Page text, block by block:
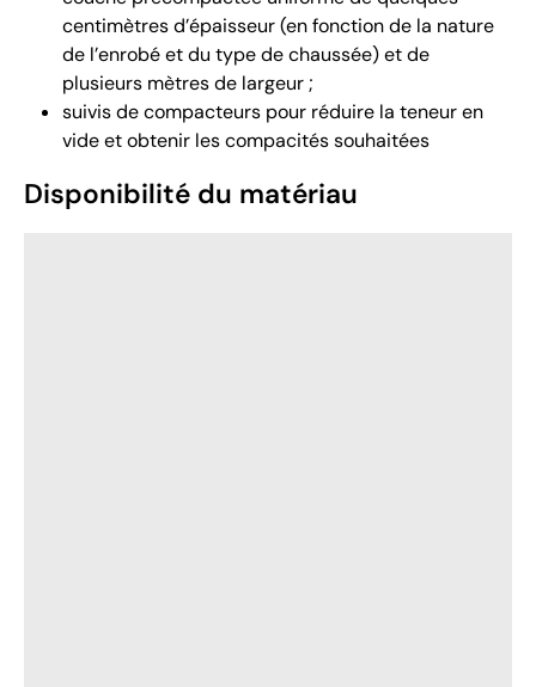
centimètres d’épaisseur (en fonction de la nature
de l’enrobé et du type de chaussée) et de
plusieurs mètres de largeur ;
suivis de compacteurs pour réduire la teneur en
vide et obtenir les compacités souhaitées
Disponibilité du matériau